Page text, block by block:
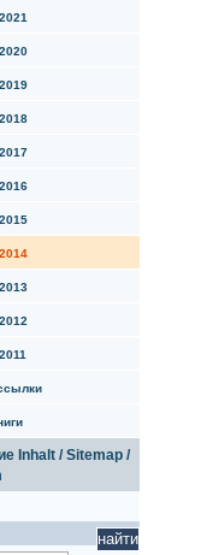
Inhalt / Sitemap /